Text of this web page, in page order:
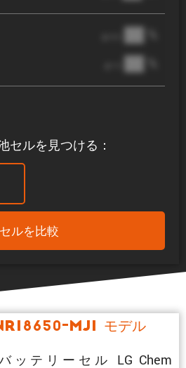
セルを見つける：
セルを比較
██ %
██ %
MJ1 モデル
ッテリーセル LG Chem